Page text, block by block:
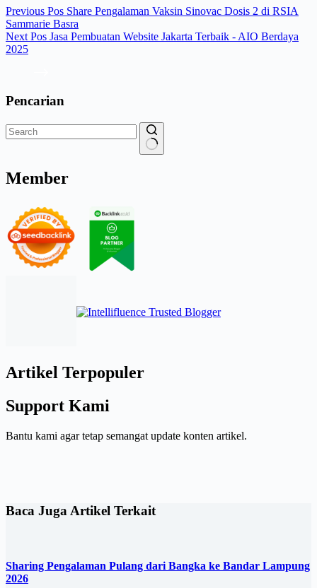
Previous Pos Share Pengalaman Vaksin Sinovac Dosis 2 di RSIA
Sammarie Basra
Next Pos Jasa Pembuatan Website Jakarta Terbaik - AIO Berdaya
2025
Pencarian
Member
Artikel Terpopuler
Support Kami
Bantu kami agar tetap semangat update konten artikel.
Baca Juga Artikel Terkait
Sharing Pengalaman Pulang dari Bangka ke Bandar Lampung
2026